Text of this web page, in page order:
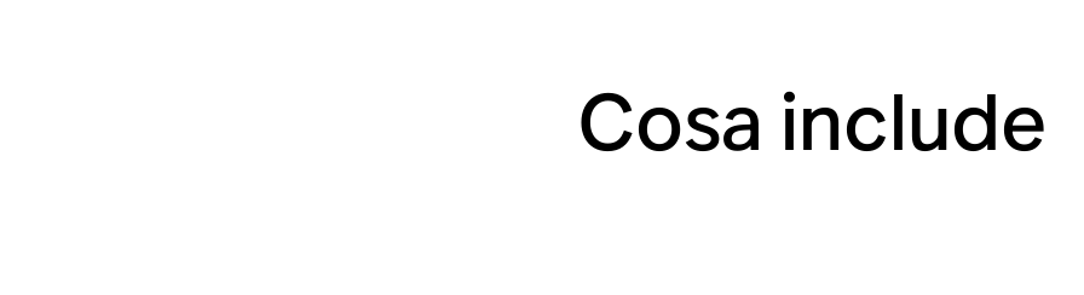
Cosa include